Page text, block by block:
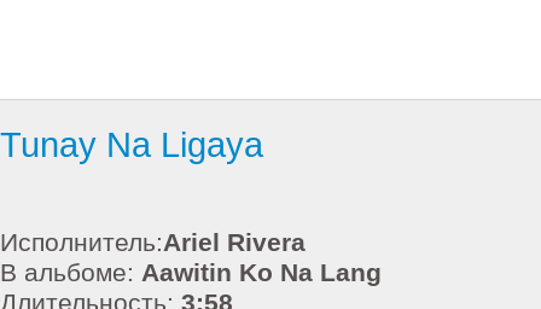
Tunay Na Ligaya
Исполнитель:Ariel Rivera
В альбоме: Aawitin Ko Na Lang
Длительность: 3:58